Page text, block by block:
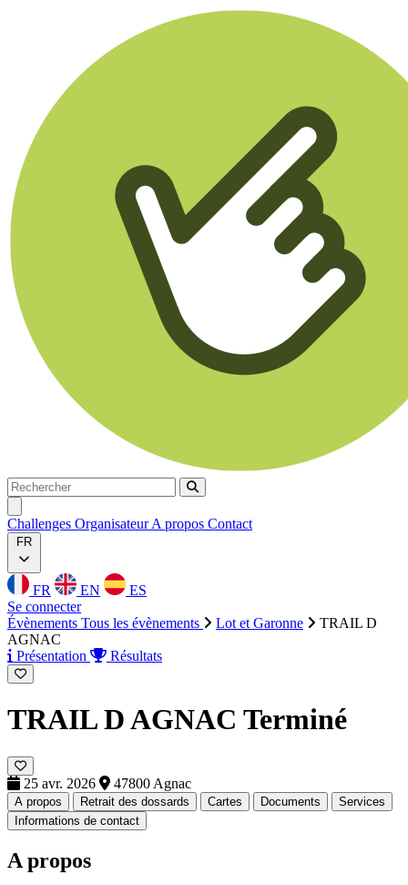
Rechercher
Rechercher
Challenges OrganisateurA propos Contact
FR
FR EN
ES
Se connecter
Évènements Tous les évènements Lot et Garonne
TRAIL D
AGNAC
Présentation
Résultats
TRAIL D AGNAC Terminé
25 avr. 2026 47800 Agnac
A propos Retrait des dossards Cartes Documents
Services
Informations de contact
A propos